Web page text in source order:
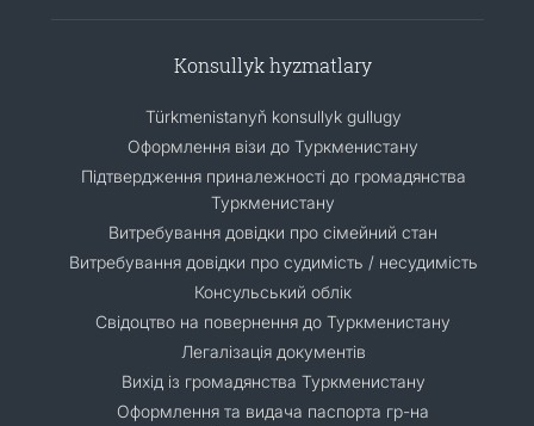
Konsullyk hyzmatlary
Türkmenistanyň konsullyk gullugy
Оформлення візи до Туркменистану
Підтвердження приналежності до громадянства
Туркменистану
Витребування довідки про сімейний стан
Витребування довідки про судимість / несудимість
Консульський облік
Свідоцтво на повернення до Туркменистану
Легалізація документів
Вихід із громадянства Туркменистану
Оформлення та видача паспорта гр-на